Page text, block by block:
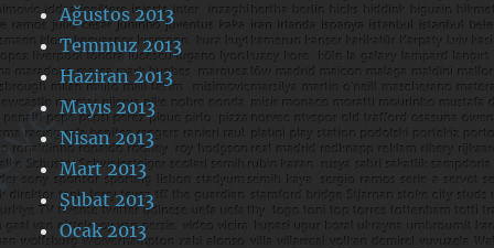
Ağustos 2013
Temmuz 2013
Haziran 2013
Mayıs 2013
Nisan 2013
Mart 2013
Şubat 2013
Ocak 2013